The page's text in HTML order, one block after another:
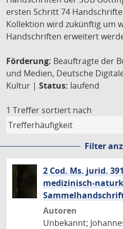
ersten Schritt 74
Kollektion wird zukünftig um
Handschriften erweitert
Förderung: Beauftragte der
und Medien, Deutsche
Kultur | Status: laufend
1 Treffer sortiert nach
Filter
2 Cod. Ms. jurid.
medizinisch-
Autoren
Unbekannt;